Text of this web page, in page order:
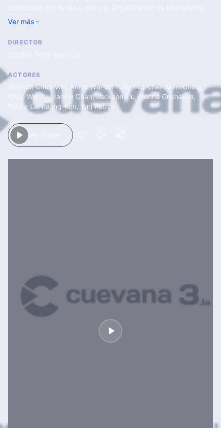
Rusa, utiliza todas las armas a su alcance para recuperar una
cabeza atómica ucraniana que ha sido robada… Cuarta
Ver más
DIRECTOR
ACTORES
Ailen Sit Chun-Wai Annie Wu,Bill Tung Biu ,Chan Man-Ching
Chan Wai-To,Jackie Chan,Jackson Liu,Nonna Grishaeva,
Rocky Lai Keung-Ken, Yuri Petrov